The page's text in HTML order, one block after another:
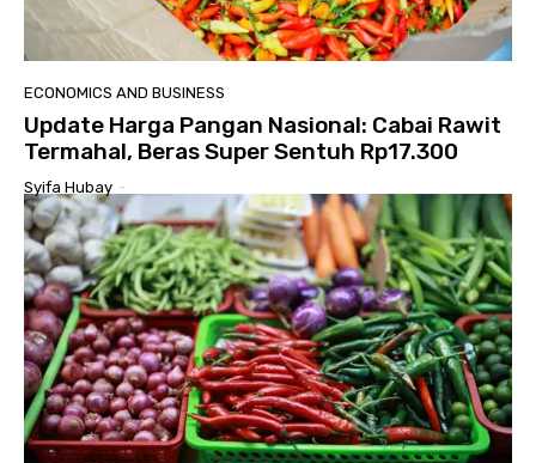
ECONOMICS AND BUSINESS
Update Harga Pangan Nasional: Cabai Rawit
Termahal, Beras Super Sentuh Rp17.300
Syifa Hubay -